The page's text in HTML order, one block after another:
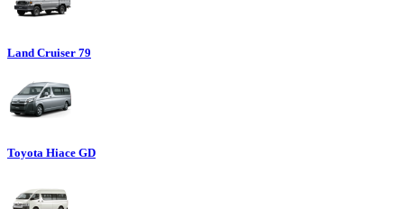
Land Cruiser 79
Toyota Hiace GD